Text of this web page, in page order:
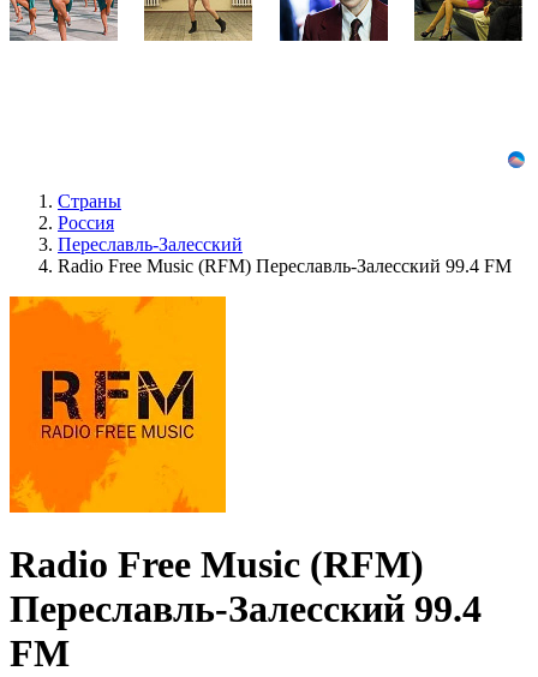
это
видео
будете
Страны
Россия
Переславль-Залесский
Radio Free Music (RFM) Переславль-Залесский 99.4 FM
Radio Free Music (RFM)
Переславль-Залесский 99.4
FM